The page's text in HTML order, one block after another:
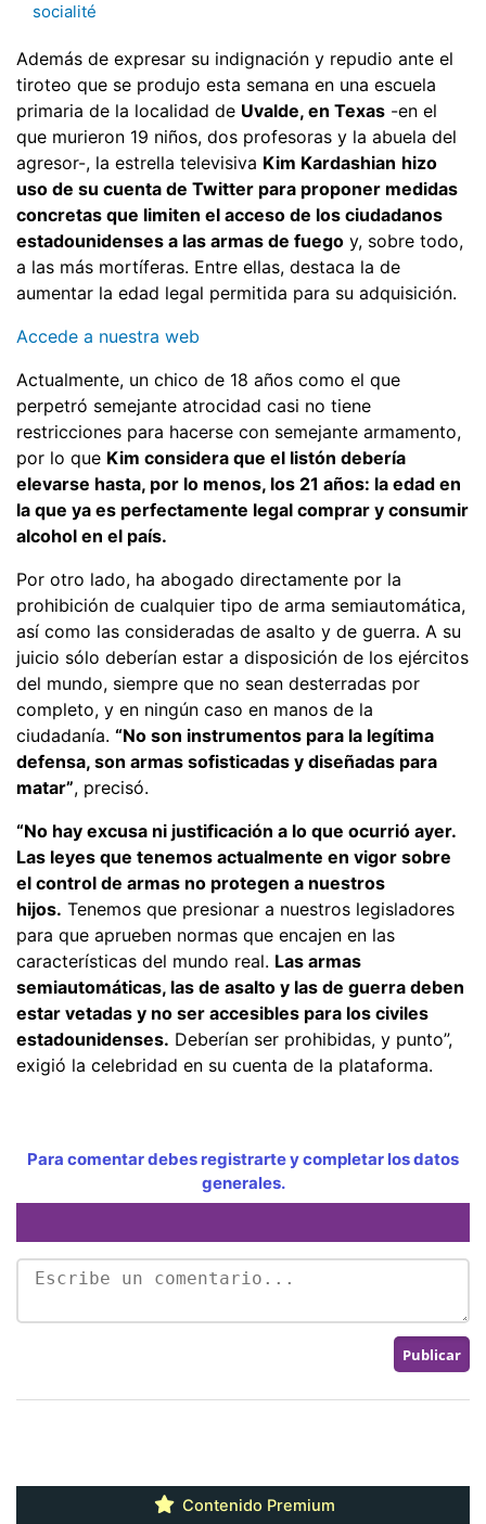
socialité
Además de expresar su indignación y repudio ante el
tiroteo que se produjo esta semana en una escuela
primaria de la localidad de Uvalde, en Texas -en el
que murieron 19 niños, dos profesoras y la abuela del
agresor-, la estrella televisiva Kim Kardashian hizo
uso de su cuenta de Twitter para proponer medidas
concretas que limiten el acceso de los ciudadanos
estadounidenses a las armas de fuego y, sobre todo,
a las más mortíferas. Entre ellas, destaca la de
aumentar la edad legal permitida para su adquisición.
Accede a nuestra web
Actualmente, un chico de 18 años como el que
perpetró semejante atrocidad casi no tiene
restricciones para hacerse con semejante armamento,
por lo que Kim considera que el listón debería
elevarse hasta, por lo menos, los 21 años: la edad en
la que ya es perfectamente legal comprar y consumir
alcohol en el país.
Por otro lado, ha abogado directamente por la
prohibición de cualquier tipo de arma semiautomática,
así como las consideradas de asalto y de guerra. A su
juicio sólo deberían estar a disposición de los ejércitos
del mundo, siempre que no sean desterradas por
completo, y en ningún caso en manos de la
ciudadanía. “No son instrumentos para la legítima
defensa, son armas sofisticadas y diseñadas para
matar”, precisó.
“No hay excusa ni justificación a lo que ocurrió ayer.
Las leyes que tenemos actualmente en vigor sobre
el control de armas no protegen a nuestros
hijos. Tenemos que presionar a nuestros legisladores
para que aprueben normas que encajen en las
características del mundo real. Las armas
semiautomáticas, las de asalto y las de guerra deben
estar vetadas y no ser accesibles para los civiles
estadounidenses. Deberían ser prohibidas, y punto”,
exigió la celebridad en su cuenta de la plataforma.
Para comentar debes registrarte y completar los datos
generales.
Contenido Premium